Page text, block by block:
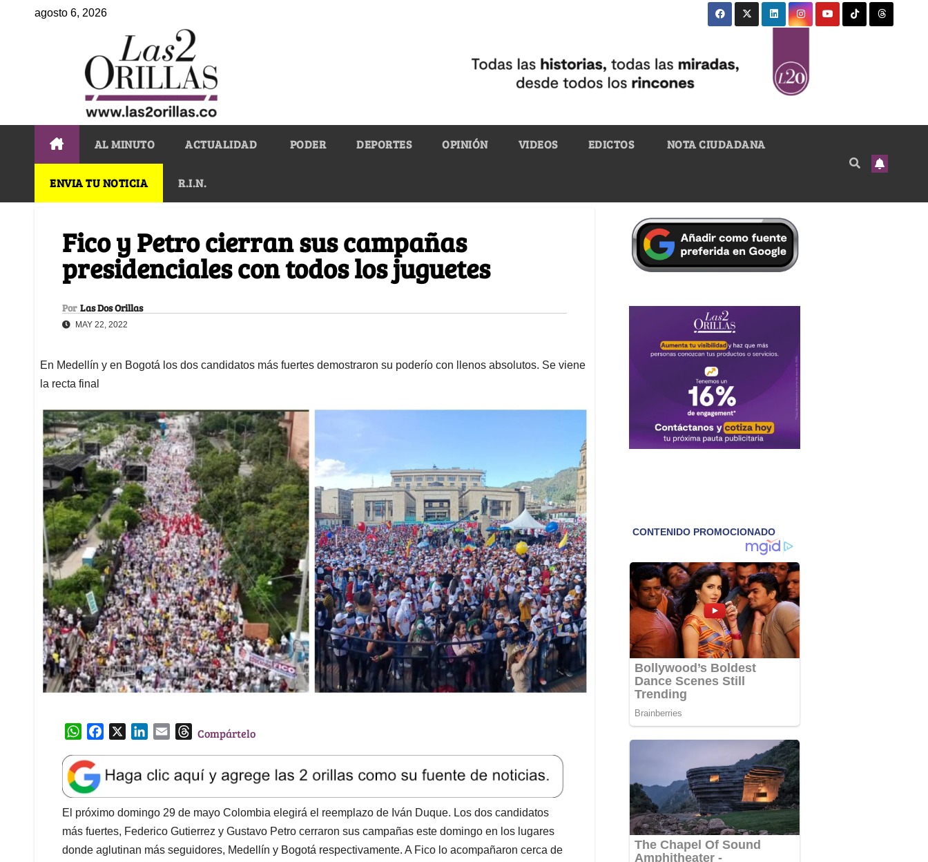
agosto 6, 2026
AL MINUTO ACTUALIDAD PODER DEPORTES OPINIÓN VIDEOS EDICTOS NOTA CIUDADANA
ENVIA TU NOTICIA R.I.N.
Fico y Petro cierran sus campañas
presidenciales con todos los juguetes
Por Las Dos Orillas
MAY 22, 2022
En Medellín y en Bogotá los dos candidatos más fuertes demostraron su poderío con llenos absolutos. Se viene
la recta final
W
a
t
s
A
p
p
e
b
o
o
k
k
e
d
I
n
l
T
e
a
d
s
Compártelo
El próximo domingo 29 de mayo Colombia elegirá el reemplazo de Iván Duque. Los dos candidatos
más fuertes, Federico Gutierrez y Gustavo Petro cerraron sus campañas este domingo en los lugares
donde aglutinan más seguidores, Medellín y Bogotá respectivamente. A Fico lo acompañaron cerca de